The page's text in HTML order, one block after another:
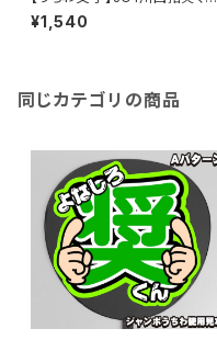
⑤ Smileスマイル 即納 【JO1】
¥1,540
同じカテゴリの商品